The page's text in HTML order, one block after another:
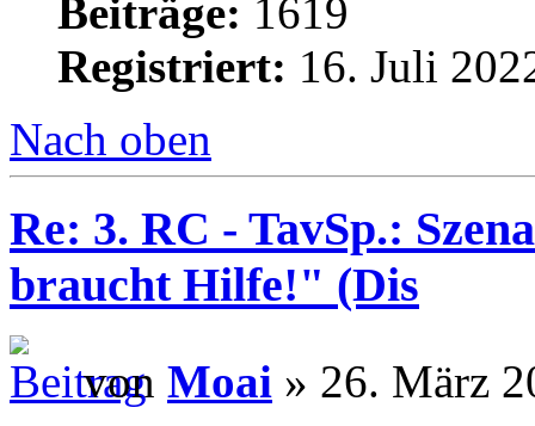
Beiträge: 1619
Registriert: 16. Juli
Nach oben
Re: 3. RC - TavSp.:
braucht Hilfe!" (Dis
von Moai » 26. März